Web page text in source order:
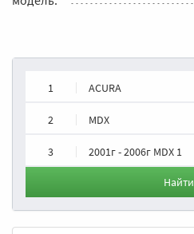
1 ACURA
2 MDX
3 2001г - 2006г MDX 1
Найти